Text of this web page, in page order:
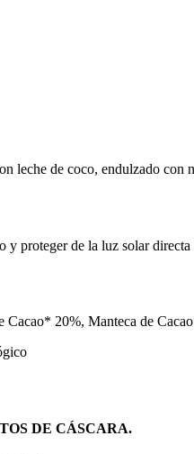
leche de coco, endulzado
y proteger de la luz solar directa
Cacao* 20%, Manteca de
DE CÁSCARA.